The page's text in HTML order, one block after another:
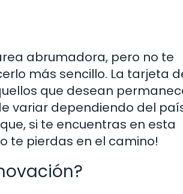
abrumadora, pero no te
más sencillo. La tarjeta
que desean
variar dependiendo del
si te encuentras en esta
te pierdas en el camino!